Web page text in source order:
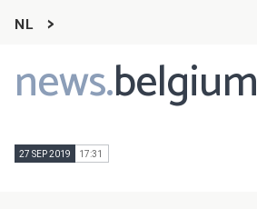
NL
news.belgium
Main
navigation
27 SEP 2019 17:31